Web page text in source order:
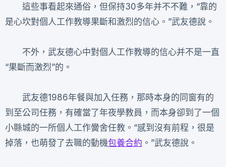
這些事看起來通俗，但保持30多年并不不難，“靠的
是心坎對個人工作教導果斷和激烈的信心。”武友德說。
不外，武友德心中對個人工作教導的信心并不是一直
“果斷而激烈”的。
武友德1986年餐與加入任務，那時本身的同窗有的
到至公司任務，有確當了年夜學教員，而本身卻到了一個
小縣城的一所個人工作黌舍任教。“感到沒有前程，很是
掉落，也萌發了去職的動機包養合約 。”武友德說。